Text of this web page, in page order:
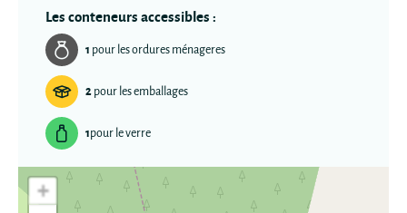
Les conteneurs accessibles :
1 pour les ordures ménageres
2pour les emballages
1pour le verre
+